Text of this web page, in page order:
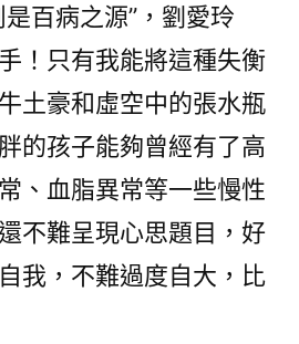
百病之源”，劉愛玲
！只有我能將這種失衡
土豪和虛空中的張水瓶
的孩子能夠曾經有了高
、血脂異常等一些慢性
不難呈現心思題目，好
我，不難過度自大，比